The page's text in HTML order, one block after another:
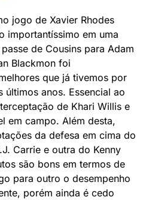
jogo de Xavier Rhodes
importantíssimo em uma
de Cousins para Adam
Blackmon foi
que já tivemos por
anos. Essencial ao
de Khari Willis e
em campo. Além desta,
da defesa em cima do
Carrie e outra do Kenny
são bons em termos de
para outro o desempenho
porém ainda é cedo